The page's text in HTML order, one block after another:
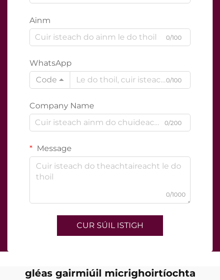
Ainm
0/100
WhatsApp
Code
0/100
Company Name
0/200
Message
0/1000
CUR SÚIL ISTIGH
gléas gairmiúil micrighoirtíochta